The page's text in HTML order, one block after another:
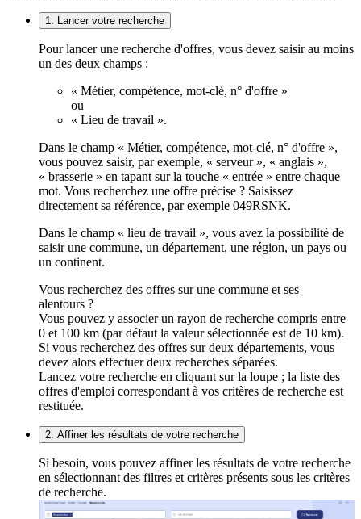
1. Lancer votre recherche
Pour lancer une recherche d'offres, vous devez saisir au moins
un des deux champs :
« Métier, compétence, mot-clé, n° d'offre »
ou
« Lieu de travail ».
Dans le champ « Métier, compétence, mot-clé, n° d'offre »,
vous pouvez saisir, par exemple, « serveur », « anglais »,
« brasserie » en tapant sur la touche « entrée » entre chaque
mot. Vous recherchez une offre précise ? Saisissez
directement sa référence, par exemple 049RSNK.
Dans le champ « lieu de travail », vous avez la possibilité de
saisir une commune, un département, une région, un pays ou
un continent.
Vous recherchez des offres sur une commune et ses
alentours ?
Vous pouvez y associer un rayon de recherche compris entre
0 et 100 km (par défaut la valeur sélectionnée est de 10 km).
Si vous recherchez des offres sur deux départements, vous
devez alors effectuer deux recherches séparées.
Lancez votre recherche en cliquant sur la loupe ; la liste des
offres d'emploi correspondant à vos critères de recherche est
restituée.
2. Affiner les résultats de votre recherche
Si besoin, vous pouvez affiner les résultats de votre recherche
en sélectionnant des filtres et critères présents sous les critères
de recherche.